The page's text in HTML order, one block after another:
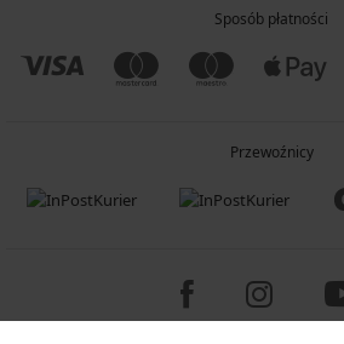
Sposób płatności
Przewoźnicy